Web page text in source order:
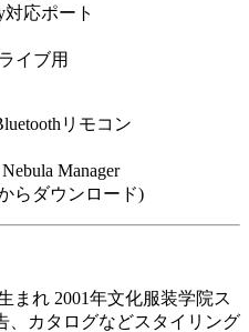
対応ポート
イブ用
リモコン
Manager
らダウンロード)
まれ 2001年文化服装学院ス
、カタログなどスタイリング